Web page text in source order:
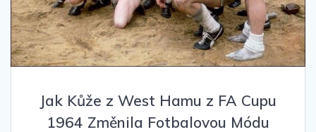
Jak Kůže z West Hamu z FA Cupu
1964 Změnila Fotbalovou Módu